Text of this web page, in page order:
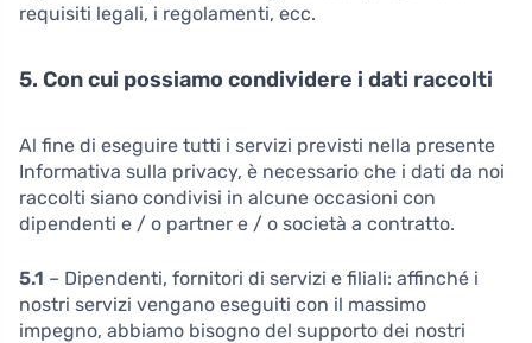
requisiti legali, i regolamenti, ecc.
5. Con cui possiamo condividere i dati raccolti
Al fine di eseguire tutti i servizi previsti nella presente
Informativa sulla privacy, è necessario che i dati da noi
raccolti siano condivisi in alcune occasioni con
dipendenti e / o partner e / o società a contratto.
5.1 – Dipendenti, fornitori di servizi e filiali: affinché i
nostri servizi vengano eseguiti con il massimo
impegno, abbiamo bisogno del supporto dei nostri